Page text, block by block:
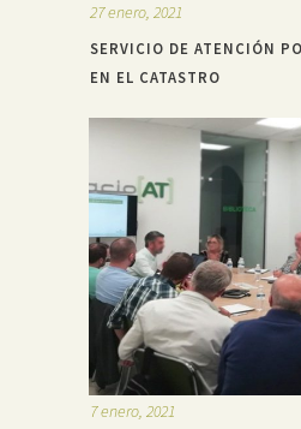
27 enero, 2021
SERVICIO DE ATENCIÓN
EN EL CATASTRO
7 enero, 2021